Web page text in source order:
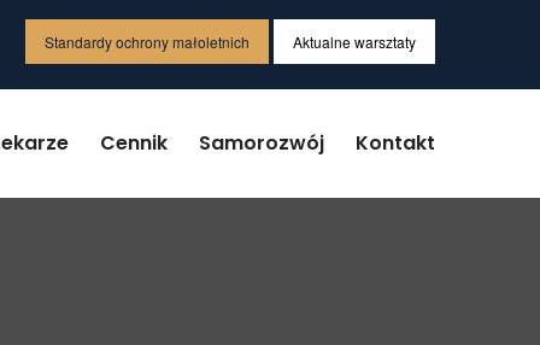
Standardy ochrony małoletnich Aktualne warsztaty
Cennik Samorozwój Kontakt